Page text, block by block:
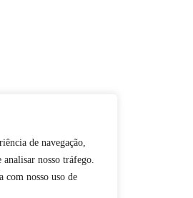
de navegação,
nosso tráfego.
com nosso uso de